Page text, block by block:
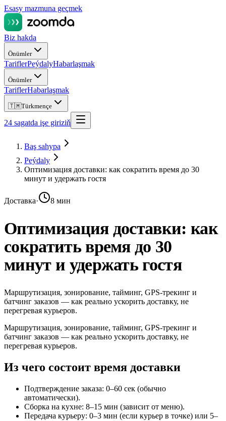
Esasy mazmuna geçmek
Biz hakda
Önümler
TariflerPeýdalyHabarlaşmak
Önümler
TariflerHabarlaşmak
🇹🇲Türkmençe
24 sagatda işe giriziň
Baş sahypa
Peýdaly
Оптимизация доставки: как сократить время до 30
минут и удержать гостя
Доставка· 8 мин
Оптимизация доставки: как
сократить время до 30
минут и удержать гостя
Маршрутизация, зонирование, тайминг, GPS-трекинг и
батчинг заказов — как реально ускорить доставку, не
перегревая курьеров.
Маршрутизация, зонирование, тайминг, GPS-трекинг и
батчинг заказов — как реально ускорить доставку, не
перегревая курьеров.
Из чего состоит время доставки
Подтверждение заказа: 0–60 сек (обычно
автоматически).
Сборка на кухне: 8–15 мин (зависит от меню).
Передача курьеру: 0–3 мин (если курьер в точке) или 5–